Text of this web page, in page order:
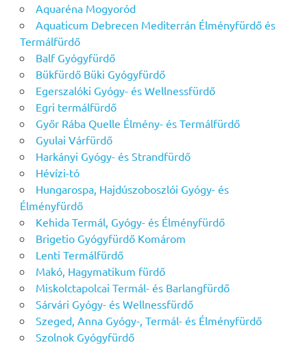
Aquaréna Mogyoród
Aquaticum Debrecen Mediterrán Élményfürdő és
Termálfürdő
Balf Gyógyfürdő
Bükfürdő Büki Gyógyfürdő
Egerszalóki Gyógy- és Wellnessfürdő
Egri termálfürdő
Győr Rába Quelle Élmény- és Termálfürdő
Gyulai Várfürdő
Harkányi Gyógy- és Strandfürdő
Hévízi-tó
Hungarospa, Hajdúszoboszlói Gyógy- és
Élményfürdő
Kehida Termál, Gyógy- és Élményfürdő
Brigetio Gyógyfürdő Komárom
Lenti Termálfürdő
Makó, Hagymatikum fürdő
Miskolctapolcai Termál- és Barlangfürdő
Sárvári Gyógy- és Wellnessfürdő
Szeged, Anna Gyógy-, Termál- és Élményfürdő
Szolnok Gyógyfürdő